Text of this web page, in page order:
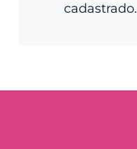
cadastrado.